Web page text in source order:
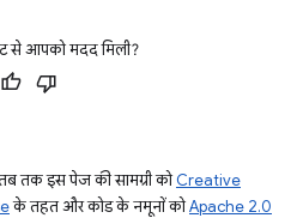
से आपको मदद मिली?
तक इस पेज की सामग्री कोCreative
के तहत और कोड के नमूनों कोApache 2.0